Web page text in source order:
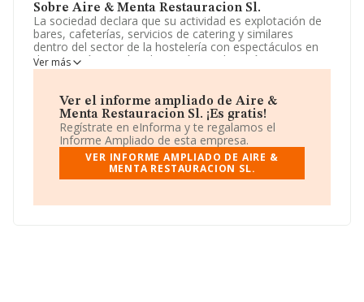
Sobre Aire & Menta Restauracion Sl.
La sociedad declara que su actividad es explotación de
bares, cafeterías, servicios de catering y similares
dentro del sector de la hostelería con espectáculos en
directo. así como la adquisición, explotación y
enajenación de bienes inmuebles. La empresa está
corresponde a 5611 con código '%cnae%'. La compañía
no tiene actividad en mercados exteriores.
Teniendo en cuenta la información disponible en
INFORMA, ha dispuesto de un número de empleados
por encima de la media de sector.
Ver más
Ver el informe ampliado de Aire &
Menta Restauracion Sl. ¡Es gratis!
Regístrate en eInforma y te regalamos el
Informe Ampliado de esta empresa.
VER INFORME AMPLIADO DE AIRE &
MENTA RESTAURACION SL.